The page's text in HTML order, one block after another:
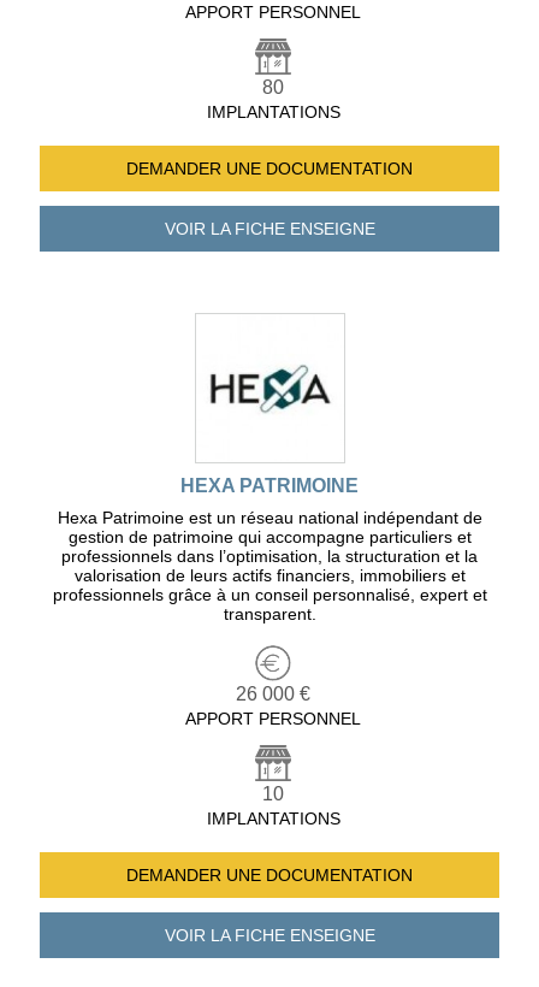
APPORT PERSONNEL
80
IMPLANTATIONS
DEMANDER UNE DOCUMENTATION
VOIR LA FICHEENSEIGNE
HEXA PATRIMOINE
Hexa Patrimoine est un réseau national indépendant de
gestion de patrimoine qui accompagne particuliers et
professionnels dans l’optimisation, la structuration et la
valorisation de leurs actifs financiers, immobiliers et
professionnels grâce à un conseil personnalisé, expert et
transparent.
26 000 €
APPORT PERSONNEL
10
IMPLANTATIONS
DEMANDER UNE DOCUMENTATION
VOIR LA FICHEENSEIGNE